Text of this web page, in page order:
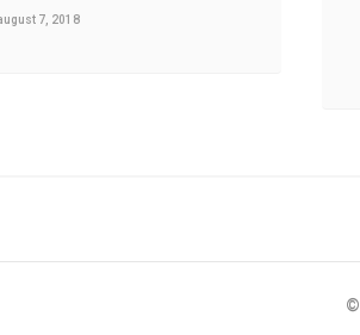
7, 2018
©